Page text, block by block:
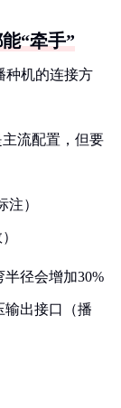
“牵手”
种机的连接方
流配置，但要
）
径会增加30%
输出接口（播